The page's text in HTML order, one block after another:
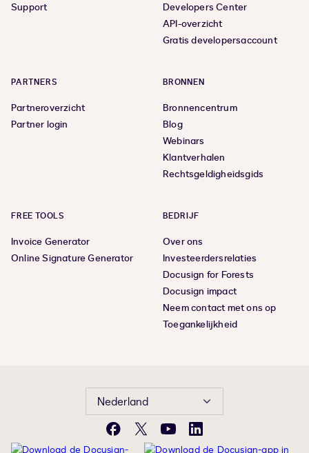
Support
Developers Center
API-overzicht
Gratis developersaccount
PARTNERS
Partneroverzicht
Partner login
BRONNEN
Bronnencentrum
Blog
Webinars
Klantverhalen
Rechtsgeldigheidsgids
FREE TOOLS
Invoice Generator
Online Signature Generator
BEDRIJF
Over ons
Investeerdersrelaties
Docusign for Forests
Docusign impact
Neem contact met ons op
Toegankelijkheid
Nederland
Facebook
X YouTubeLinkedIn